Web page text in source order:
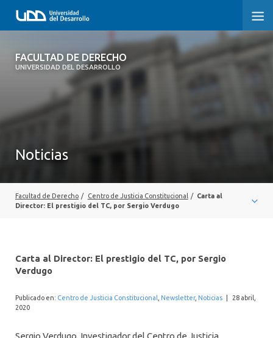
FACULTAD DE DERECHO
UNIVERSIDAD DEL DESARROLLO
FACULTAD DE DERECHO
SOBRE LA FACULTAD
PROFESORES
INTERNACIONAL
Noticias
Facultad de Derecho / Centro de Justicia Constitucional / Carta al
Director: El prestigio del TC, por Sergio Verdugo
Carta al Director: El prestigio del TC, por Sergio
Verdugo
Publicado en: Centro de Justicia Constitucional Newsletter, Noticias
28 abril,
2020